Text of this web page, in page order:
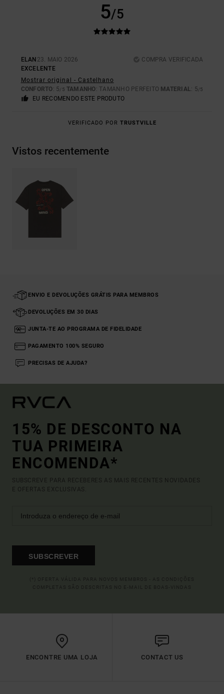
5/5
ELAN 23. MAIO 2026
COMPRA VERIFICADA
EXCELENTE
Mostrar original - Castelhano
CONFORTO: 5/5 TAMANHO: TAMANHO PERFEITO MATERIAL: 5/5
EU RECOMENDO ESTE PRODUTO
VERIFICADO POR TRUSTVILLE
Vistos recentemente
ENVIO E DEVOLUÇÕES GRÁTIS PARA MEMBROS
DEVOLUÇÕES EM 30 DIAS
JUNTA-TE AO PROGRAMA DE FIDELIDADE
PAGAMENTO 100% SEGURO
PRECISAS DE AJUDA?
15% DE DESCONTO NA
TUA PRIMEIRA
ENCOMENDA*
SUBSCREVE PARA RECEBERES AS MAIS RECENTES NOVIDADES
E OFERTAS EXCLUSIVAS.
SUBSCREVER
ENCONTRE UMA LOJA CONTACT US